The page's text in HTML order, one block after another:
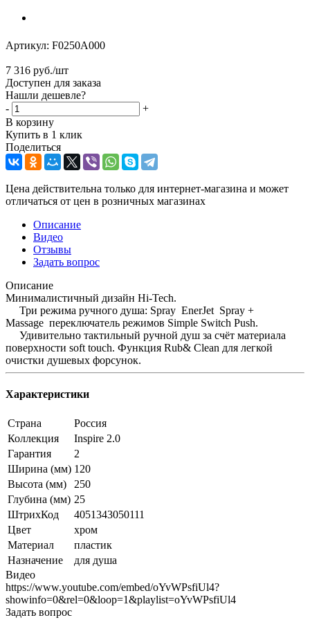
Артикул: F0250A000
7 316 руб./шт
Доступен для заказа
Нашли дешевле?
-
+
В корзину
Купить в 1 клик
Поделиться
Цена действительна только для интернет-магазина и может
отличаться от цен в розничных магазинах
Описание
Видео
Отзывы
Задать вопрос
Описание
Минималистичный дизайн Hi-Tech.
Три режима ручного душа: Spray EnerJet Spray +
Massage переключатель режимов Simple Switch Push.
Удивительно тактильный ручной душ за счёт материала
поверхности soft touch. Функция Rub& Clean для легкой
очистки душевых форсунок.
Характеристики
Страна
Россия
Коллекция
Inspire 2.0
Гарантия
2
Ширина (мм) 120
Высота (мм)
250
Глубина (мм) 25
ШтрихКод
4051343050111
Цвет
хром
Материал
пластик
Назначение
для душа
Видео
https://www.youtube.com/embed/oYvWPsfiUl4?
showinfo=0&rel=0&loop=1&playlist=oYvWPsfiUl4
Задать вопрос